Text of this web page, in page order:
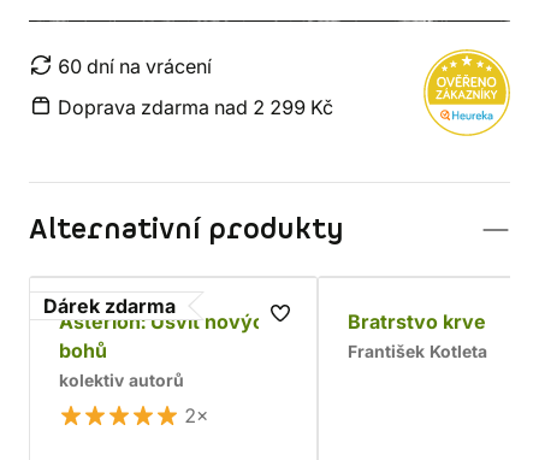
60 dní na vrácení
Doprava zdarma nad 2 299 Kč
Alternativní produkty
Dárek zdarma
Asterion: Úsvit nových
bohů
kolektiv autorů
2×
Bratrstvo krve
František Kotleta